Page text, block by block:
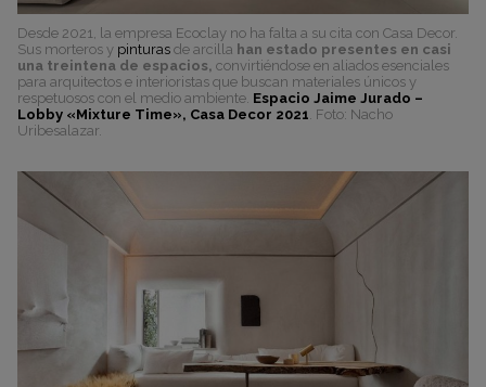
Desde 2021, la empresa Ecoclay no ha falta a su cita con Casa Decor.
Sus morteros y pinturas de arcilla han estado presentes en casi
una treintena de espacios, convirtiéndose en aliados esenciales
para arquitectos e interioristas que buscan materiales únicos y
respetuosos con el medio ambiente. Espacio Jaime Jurado –
Lobby «Mixture Time», Casa Decor 2021. Foto: Nacho
Uribesalazar.